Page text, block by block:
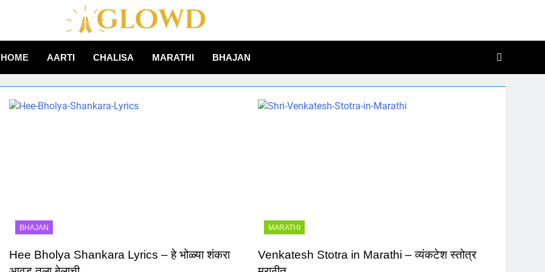
– Bhajan, Aarti, Katha Aur Chalisa
Hindi Me
HOME AARTI CHALISA MARATHI BHAJAN
BHAJAN
Hee Bholya Shankara Lyrics – हे भोळ्या शंकरा
MARATHI
Venkatesh Stotra in Marathi – व्यंकटेश स्तोत्र